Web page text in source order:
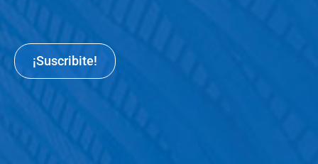
¡Suscribite!